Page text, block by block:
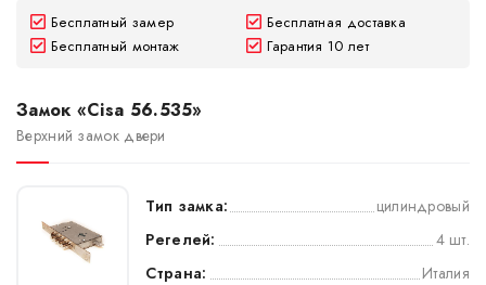
Бесплатный замер
Бесплатная доставка
Бесплатный монтаж
Гарантия 10 лет
Замок «Cisa 56.535»
Верхний замок двери
Тип замка:
цилиндровый
Регелей:
4 шт.
Страна:
Италия